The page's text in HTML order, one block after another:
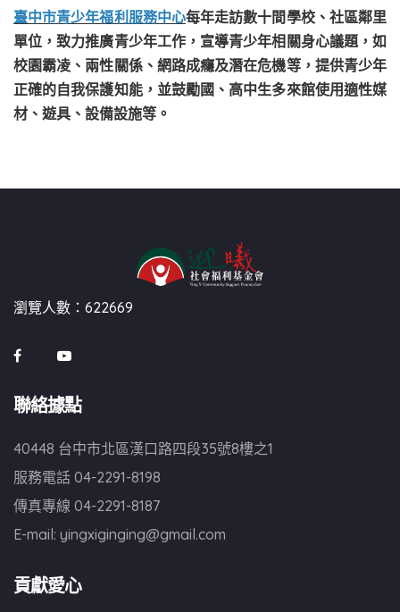
臺中市青少年福利服務中心每年走訪數十間學校、社區鄰里
單位，致力推廣青少年工作，宣導青少年相關身心議題，如
校園霸凌、兩性關係、網路成癮及潛在危機等，提供青少年
正確的自我保護知能，並鼓勵國、高中生多來館使用適性媒
材、遊具、設備設施等。
瀏覽人數：622669
聯絡據點
40448 台中市北區漢口路四段35號8樓之1
服務電話 04-2291-8198
傳真專線 04-2291-8187
E-mail: yingxiginging@gmail.com
貢獻愛心